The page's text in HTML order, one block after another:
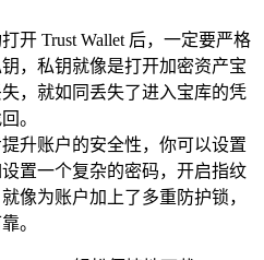
开 Trust Wallet 后，一定要严格
，私钥就像是打开加密资产宝
，就如同丢失了进入宝库的凭
。
升账户的安全性，你可以设置
置一个复杂的密码，开启指纹
像为账户加上了多重防护锁，
。